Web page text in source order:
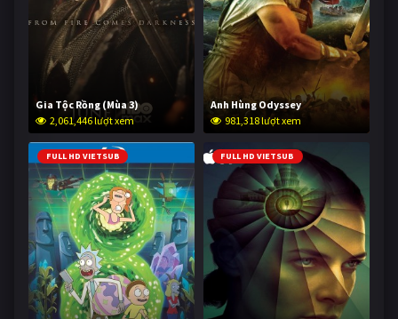
Gia Tộc Rồng (Mùa 3)
2,061,446 lượt xem
Anh Hùng Odyssey
981,318 lượt xem
FULL HD VIETSUB FULL HD VIETSUB